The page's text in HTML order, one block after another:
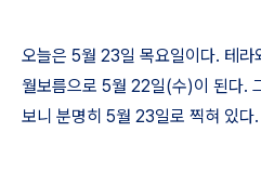
오늘은 5월 23일 목요일이다. 테라
월보름으로 5월 22일(수)이 된다.
보니 분명히 5월 23일로 찍혀 있다.